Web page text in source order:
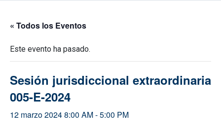
« Todos los Eventos
Este evento ha pasado.
Sesión jurisdiccional extraordinaria
005-E-2024
12 marzo 2024 8:00 AM-5:00 PM